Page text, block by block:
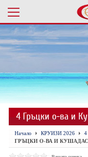
Проверка на
ПОЧИВКИ С АВТОБУС
ПОЧИВКИ СЪС САМОЛЕТ
ЕКСКУРЗИИ САМОЛЕТ
ЕКСКУРЗИИ АВТОБУС
4 Гръцки о-ва и
Начало КРУИЗИ 2026 4
ГРЪЦКИ О-ВА И